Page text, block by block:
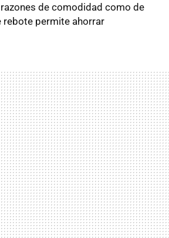
de comodidad como de
rebote permite ahorrar